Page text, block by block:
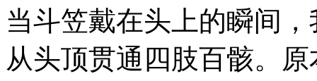
当斗笠戴在头上的瞬间
从头顶贯通四肢百骸。